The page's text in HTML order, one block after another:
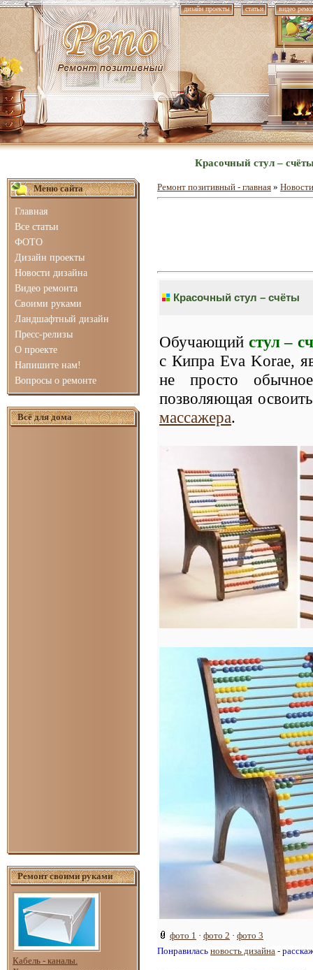
дизайн проекты статьи видео
Красочный стул –
Меню сайта
Главная
Все статьи
ФОТО
Дизайн проекты
Новости дизайна
Видео ремонта
Своими руками
Ландшафтный дизайн
Пресс-релизы
О проекте
Напишите нам!
Вопросы о ремонте
Всё для дома
Ремонт своими руками
Кабель - каналы.
Ремонт позитивный - главная »
Красочный стул – счёты
Обучающий стул –
с Кипра Eva Korae,
не просто
позволяющая
массажера.
фото 1 · фото 2 · фото 3
Понравилась новость дизайна -